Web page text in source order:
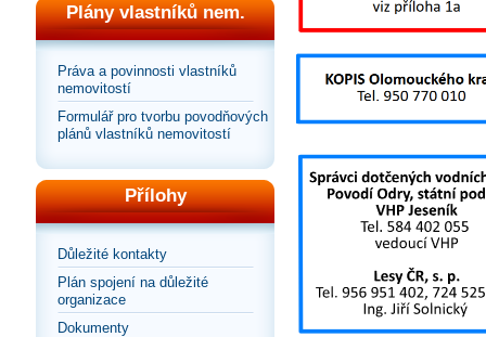
Plány vlastníků nem.
Práva a povinnosti vlastníků
nemovitostí
Formulář pro tvorbu povodňových
plánů vlastníků nemovitostí
Přílohy
Důležité kontakty
Plán spojení na důležité
organizace
Dokumenty